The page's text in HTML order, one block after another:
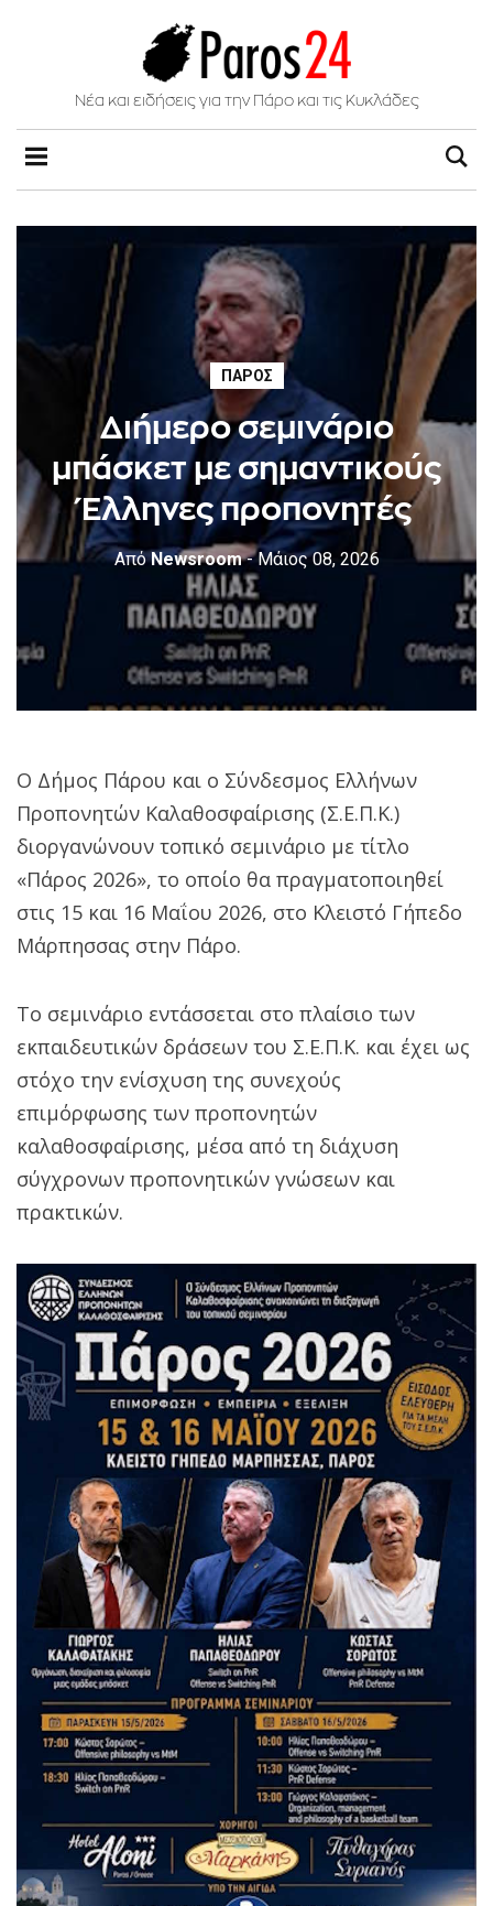
Νέα και ειδήσεις για την Πάρο και τις Κυκλάδες
ΠΆΡΟΣ
Διήμερο σεμινάριο
μπάσκετ με σημαντικούς
Έλληνες προπονητές
ΑπόNewsroom - Μάιος 08, 2026
Ο Δήμος Πάρου και ο Σύνδεσμος Ελλήνων
Προπονητών Καλαθοσφαίρισης (Σ.Ε.Π.Κ.)
διοργανώνουν τοπικό σεμινάριο με τίτλο
«Πάρος 2026», το οποίο θα πραγματοποιηθεί
στις 15 και 16 Μαΐου 2026, στο Κλειστό Γήπεδο
Μάρπησσας στην Πάρο.
Το σεμινάριο εντάσσεται στο πλαίσιο των
εκπαιδευτικών δράσεων του Σ.Ε.Π.Κ. και έχει ως
στόχο την ενίσχυση της συνεχούς
επιμόρφωσης των προπονητών
καλαθοσφαίρισης, μέσα από τη διάχυση
σύγχρονων προπονητικών γνώσεων και
πρακτικών.